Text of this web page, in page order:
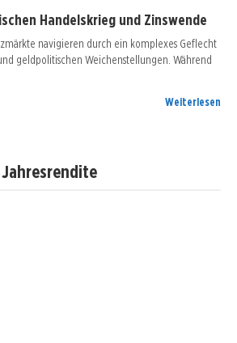
Handelskrieg und Zinswende
navigieren durch ein komplexes Geflecht
geldpolitischen Weichenstellungen. Während
Weiterlesen